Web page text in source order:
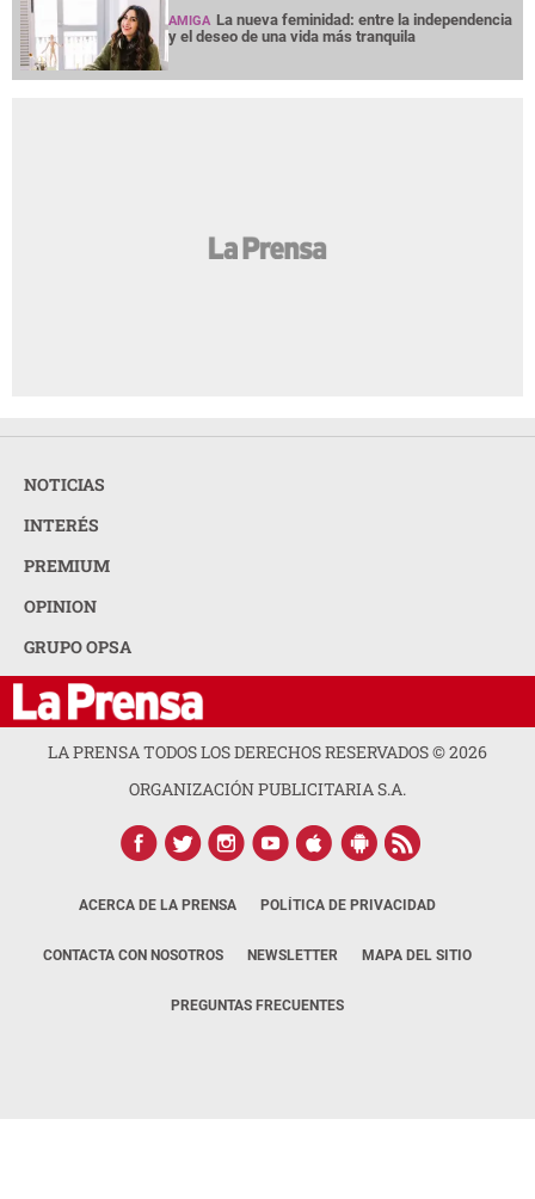
AMIGA La nueva feminidad: entre la independencia
y el deseo de una vida más tranquila
NOTICIAS
INTERÉS
PREMIUM
OPINION
GRUPO OPSA
LA PRENSA TODOS LOS DERECHOS RESERVADOS ©2026
ORGANIZACIÓN PUBLICITARIA S.A.
ACERCA DE LA PRENSA POLÍTICA DE PRIVACIDAD
CONTACTA CON NOSOTROS NEWSLETTER MAPA DEL SITIO
PREGUNTAS FRECUENTES